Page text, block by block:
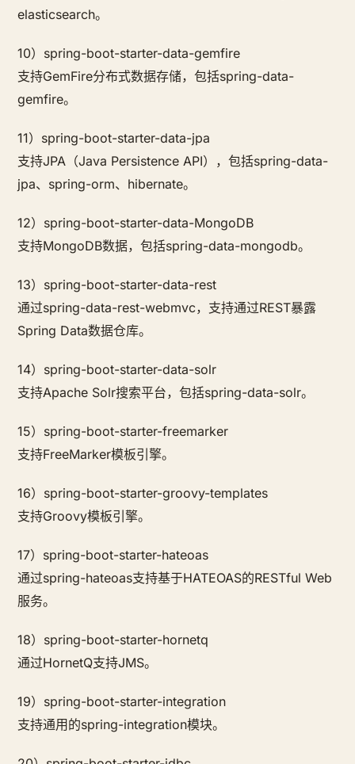
elasticsearch。
10）spring-boot-starter-data-gemfire
支持GemFire分布式数据存储，包括spring-data-
gemfire。
11）spring-boot-starter-data-jpa
支持JPA（Java Persistence API），包括spring-data-
jpa、spring-orm、hibernate。
12）spring-boot-starter-data-MongoDB
支持MongoDB数据，包括spring-data-mongodb。
13）spring-boot-starter-data-rest
通过spring-data-rest-webmvc，支持通过REST暴露
Spring Data数据仓库。
14）spring-boot-starter-data-solr
支持Apache Solr搜索平台，包括spring-data-solr。
15）spring-boot-starter-freemarker
支持FreeMarker模板引擎。
16）spring-boot-starter-groovy-templates
支持Groovy模板引擎。
17）spring-boot-starter-hateoas
通过spring-hateoas支持基于HATEOAS的RESTful Web
服务。
18）spring-boot-starter-hornetq
通过HornetQ支持JMS。
19）spring-boot-starter-integration
支持通用的spring-integration模块。